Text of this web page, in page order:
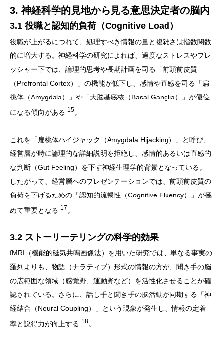
3. 神経科学的見地から見る意思決定者の脳内
3.1 役職と認知的負荷（Cognitive Load）
役職が上がるにつれて、処理すべき情報の量と複雑さは指数関数
的に増大する。神経科学の研究によれば、過度なストレスやプレ
ッシャー下では、論理的思考や長期計画を司る「前頭前皮質
（Prefrontal Cortex）」の機能が低下し、感情や直感を司る「扁
桃体（Amygdala）」や「大脳基底核（Basal Ganglia）」が優位
になる傾向がある 15。
これを「扁桃体ハイジャック（Amygdala Hijacking）」と呼び、
経営層が時に論理的な詳細説明を拒絶し、感情的あるいは直感的
な判断（Gut Feeling）を下す神経生理学的背景となっている。
したがって、経営層へのプレゼンテーションでは、前頭前皮質の
負荷を下げるための「認知的流暢性（Cognitive Fluency）」が極
めて重要となる 17 。
3.2 ストーリーテリングの科学的効果
fMRI（機能的磁気共鳴画像法）を用いた研究では、単なる事実の
羅列よりも、物語（ナラティブ）形式の情報の方が、聞き手の脳
の広範囲な領域（感覚野、運動野など）を活性化させることが確
認されている。さらに、話し手と聞き手の脳活動が同期する「神
経結合（Neural Coupling）」という現象が発生し、情報の定着
率と説得力が向上する 18。